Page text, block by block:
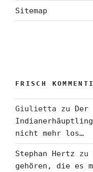
Sitemap
FRISCH
Giulietta zu Der
nicht mehr los…
Stephan Hertz zu
gehören, die es